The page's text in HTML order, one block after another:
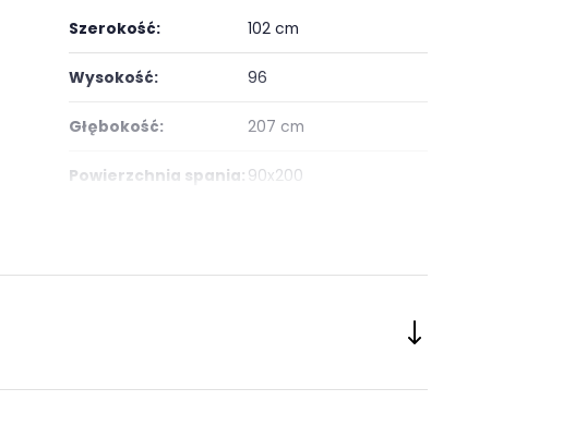
Szerokość: 102 cm
Wysokość: 96
Głębokość: 207 cm
Powierzchnia spania: 90x200
Pokój: Pokój dziecka